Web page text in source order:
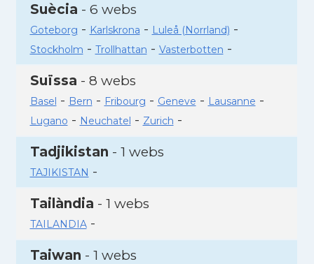
Suècia - 6 webs
Goteborg - Karlskrona - Luleå (Norrland) -
Stockholm - Trollhattan - Vasterbotten -
Suïssa - 8 webs
Basel - Bern - Fribourg - Geneve - Lausanne -
Lugano - Neuchatel - Zurich -
Tadjikistan - 1 webs
TAJIKISTAN -
Tailàndia - 1 webs
TAILANDIA-
Taiwan - 1 webs